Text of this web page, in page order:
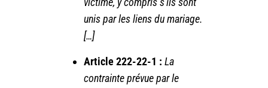
unis par les liens du mariage.
[…]
Article 222-22-1 : La
contrainte prévue par le